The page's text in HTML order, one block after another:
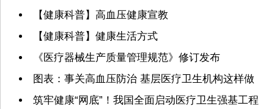
【健康科普】高血压健康宣教
【健康科普】健康生活方式
《医疗器械生产质量管理规范》修订发布
图表：事关高血压防治 基层医疗卫生机构这样做
筑牢健康“网底”！我国全面启动医疗卫生强基工程